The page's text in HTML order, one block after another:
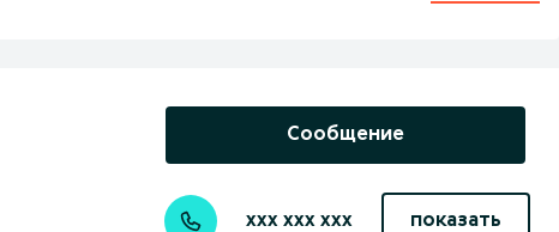
Сообщение
xxx xxx xxx показать